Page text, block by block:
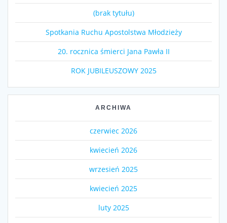
(brak tytułu)
Spotkania Ruchu Apostolstwa Młodzieży
20. rocznica śmierci Jana Pawła II
ROK JUBILEUSZOWY 2025
ARCHIWA
czerwiec 2026
kwiecień 2026
wrzesień 2025
kwiecień 2025
luty 2025